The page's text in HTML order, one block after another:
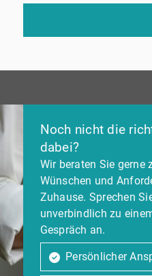
Noch nicht die
dabei?
Wir beraten Sie gerne
Wünschen und
Zuhause. Sprechen
unverbindlich zu
Gespräch an.
Persönlicher